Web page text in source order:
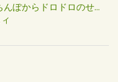
ぽからドロドロのせ...